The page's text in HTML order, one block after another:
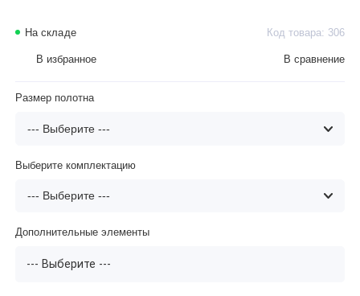
На складе Код товара: 306
В избранное В сравнение
Размер полотна
Выберите комплектацию
Дополнительные элементы
--- Выберите ---